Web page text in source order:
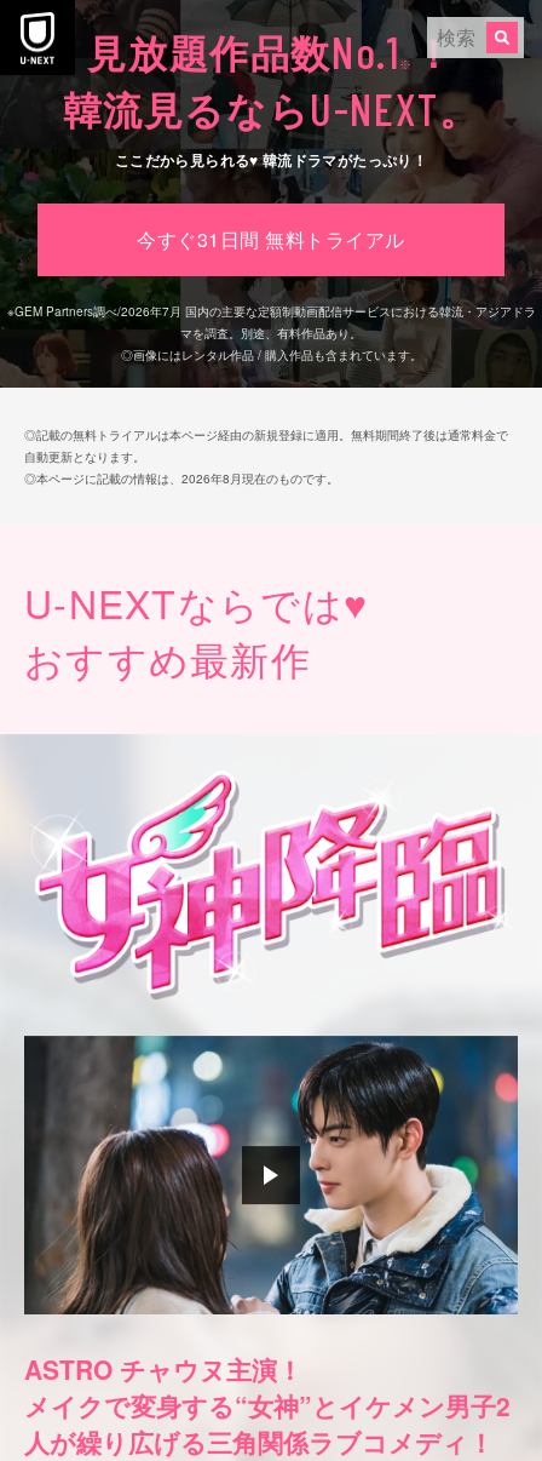
本文へスキップ
見放題作品数No.1 ※ ！
韓流見るならU-NEXT。
ここだから見られる♥ 韓流ドラマがたっぷり！
今すぐ31日間 無料トライアル
※GEM Partners調べ/2026年7⽉ 国内の主要な定額制動画配信サービスにおける韓流・アジアドラ
マを調査。別途、有料作品あり。
◎画像にはレンタル作品 / 購入作品も含まれています。
◎記載の無料トライアルは本ページ経由の新規登録に適用。無料期間終了後は通常料金で
自動更新となります。
◎本ページに記載の情報は、2026年8月現在のものです。
U-NEXTならでは♥
おすすめ最新作
ASTRO チャウヌ主演！
メイクで変身する“女神”とイケメン男子2
人が繰り広げる三角関係ラブコメディ！